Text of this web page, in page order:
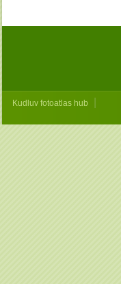
Kudluv fotoatlas hub